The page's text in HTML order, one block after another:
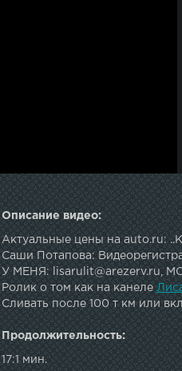
Описание видео:
Актуальные цены на auto.ru:
Саши Потапова:
У МЕНЯ: lisarulit@arezerv.ru,
Ролик о том как на канеле
Сливать после 100 т км или
Продолжительность:
17:1 мин.